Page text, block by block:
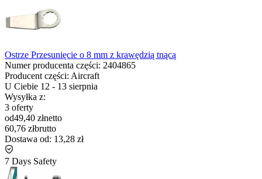
Ostrze Przesunięcie o 8 mm z krawędzią tnącą
Numer producenta części: 2404865
Producent części: Aircraft
U Ciebie 12 - 13 sierpnia
Wysyłka z:
3 oferty
od49,40 złnetto
60,76 złbrutto
Dostawa od: 13,28 zł
7 Days Safety